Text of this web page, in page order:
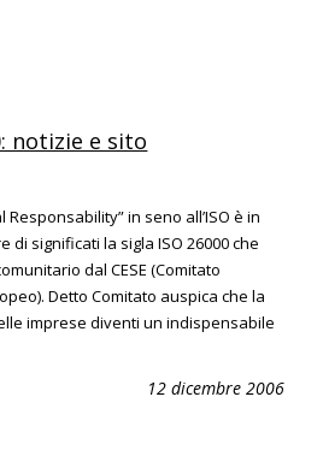
notizie e sito
in seno all’ISO è in
significati la sigla ISO 26000 che
dal CESE (Comitato
Detto Comitato auspica che la
imprese diventi un indispensabile
12 dicembre 2006